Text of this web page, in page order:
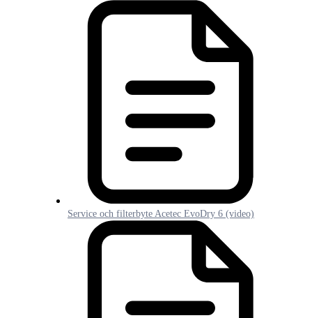
Service och filterbyte Acetec EvoDry 6 (video)